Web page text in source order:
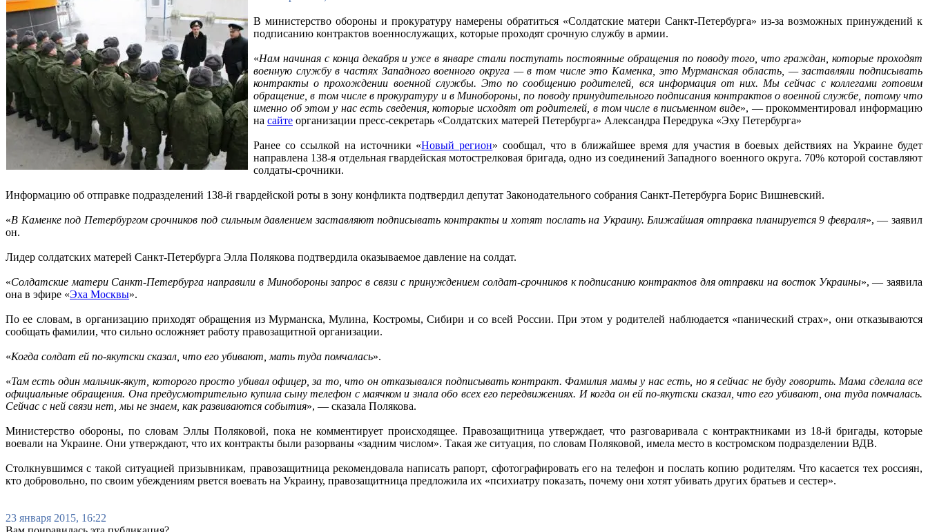
В министерство обороны и прокуратуру намерены обратиться «Солдатские матери Санкт-Петербурга» из-за возможных принуждений к
подписанию контрактов военнослужащих, которые проходят срочную службу в армии.
«Нам начиная с конца декабря и уже в январе стали поступать постоянные обращения по поводу того, что граждан, которые проходят
военную службу в частях Западного военного округа — в том числе это Каменка, это Мурманская область, — заставляли подписывать
контракты о прохождении военной службы. Это по сообщению родителей, вся информация от них. Мы сейчас с коллегами готовим
обращение, в том числе в прокуратуру и в Минобороны, по поводу принудительного подписания контрактов о военной службе, потому что
именно об этом у нас есть сведения, которые исходят от родителей, в том числе в письменном виде», — прокомментировал информацию
на сайте организации пресс-секретарь «Солдатских матерей Петербурга» Александра Передрука «Эху Петербурга»
Ранее со ссылкой на источники «Новый регион» сообщал, что в ближайшее время для участия в боевых действиях на Украине будет
направлена 138-я отдельная гвардейская мотострелковая бригада, одно из соединений Западного военного округа. 70% которой составляют
солдаты-срочники.
Информацию об отправке подразделений 138-й гвардейской роты в зону конфликта подтвердил депутат Законодательного собрания Санкт-Петербурга Борис Вишневский.
«В Каменке под Петербургом срочников под сильным давлением заставляют подписывать контракты и хотят послать на Украину. Ближайшая отправка планируется 9 февраля», — заявил
он.
Лидер солдатских матерей Санкт-Петербурга Элла Полякова подтвердила оказываемое давление на солдат.
«Солдатские матери Санкт-Петербурга направили в Минобороны запрос в связи с принуждением солдат-срочников к подписанию контрактов для отправки на восток Украины», — заявила
она в эфире «Эха Москвы».
По ее словам, в организацию приходят обращения из Мурманска, Мулина, Костромы, Сибири и со всей России. При этом у родителей наблюдается «панический страх», они отказываются
сообщать фамилии, что сильно осложняет работу правозащитной организации.
«Когда солдат ей по-якутски сказал, что его убивают, мать туда помчалась».
«Там есть один мальчик-якут, которого просто убивал офицер, за то, что он отказывался подписывать контракт. Фамилия мамы у нас есть, но я сейчас не буду говорить. Мама сделала все
официальные обращения. Она предусмотрительно купила сыну телефон с маячком и знала обо всех его передвижениях. И когда он ей по-якутски сказал, что его убивают, она туда помчалась.
Сейчас с ней связи нет, мы не знаем, как развиваются события», — сказала Полякова.
Министерство обороны, по словам Эллы Поляковой, пока не комментирует происходящее. Правозащитница утверждает, что разговаривала с контрактниками из 18-й бригады, которые
воевали на Украине. Они утверждают, что их контракты были разорваны «задним числом». Такая же ситуация, по словам Поляковой, имела место в костромском подразделении ВДВ.
Столкнувшимся с такой ситуацией призывникам, правозащитница рекомендовала написать рапорт, сфотографировать его на телефон и послать копию родителям. Что касается тех россиян,
кто добровольно, по своим убеждениям рвется воевать на Украину, правозащитница предложила их «психиатру показать, почему они хотят убивать других братьев и сестер».
23 января 2015, 16:22